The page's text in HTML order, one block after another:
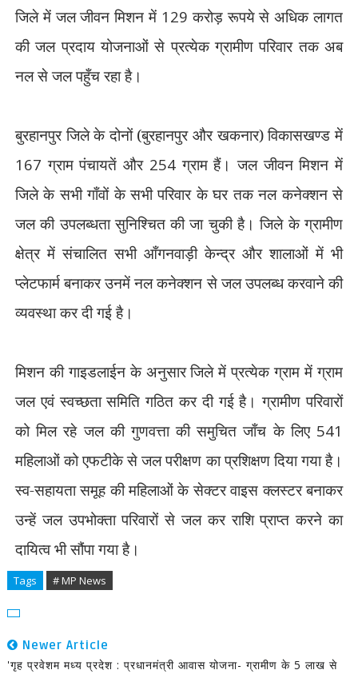
जिले में जल जीवन मिशन में 129 करोड़ रूपये से अधिक लागत
की जल प्रदाय योजनाओं से प्रत्येक ग्रामीण परिवार तक अब
नल से जल पहुँच रहा है।
बुरहानपुर जिले के दोनों (बुरहानपुर और खकनार) विकासखण्ड में
167 ग्राम पंचायतें और 254ग्राम हैं। जल जीवन मिशन में
जिले के सभी गाँवों के सभी परिवार के घर तक नल कनेक्शन से
जल की उपलब्धता सुनिश्चित की जा चुकी है। जिले के ग्रामीण
क्षेत्र में संचालित सभी आँगनवाड़ी केन्द्र और शालाओं में भी
प्लेटफार्म बनाकर उनमें नल कनेक्शन से जल उपलब्ध करवाने की
व्यवस्था कर दी गई है।
मिशन की गाइडलाईन के अनुसार जिले में प्रत्येक ग्राम में ग्राम
जल एवं स्वच्छता समिति गठित कर दी गई है। ग्रामीण परिवारों
को मिल रहे जल की गुणवत्ता की समुचित जाँच के लिए 541
महिलाओं को एफटीके से जल परीक्षण का प्रशिक्षण दिया गया है।
स्व-सहायता समूह की महिलाओं के सेक्टर वाइस क्लस्टर बनाकर
उन्हें जल उपभोक्ता परिवारों से जल कर राशि प्राप्त करने का
दायित्व भी सौंपा गया है।
Tags # MP News
Newer Article
'गृह प्रवेशम मध्य प्रदेश : प्रधानमंत्री आवास योजना- ग्रामीण के 5 लाख से